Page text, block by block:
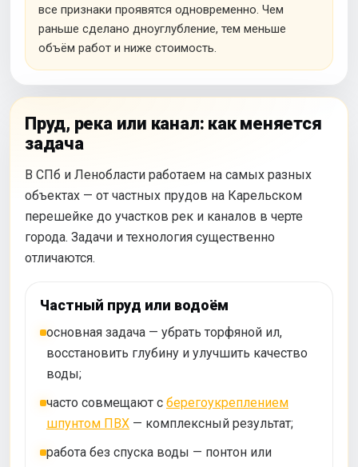
все признаки проявятся одновременно. Чем
раньше сделано дноуглубление, тем меньше
объём работ и ниже стоимость.
Пруд, река или канал: как меняется
задача
В СПб и Ленобласти работаем на самых разных
объектах — от частных прудов на Карельском
перешейке до участков рек и каналов в черте
города. Задачи и технология существенно
отличаются.
Частный пруд или водоём
основная задача — убрать торфяной ил,
восстановить глубину и улучшить качество
воды;
часто совмещают с берегоукреплением
шпунтом ПВХ — комплексный результат;
работа без спуска воды — понтон или